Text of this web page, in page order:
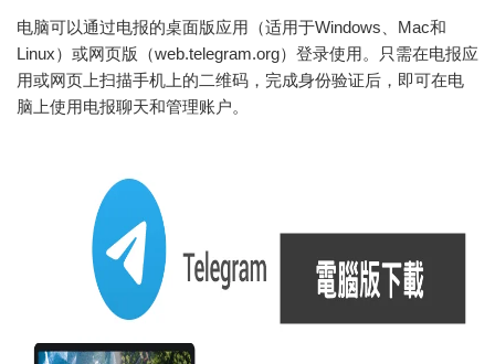
电脑可以通过电报的桌面版应用（适用于Windows、Mac和
Linux）或网页版（web.telegram.org）登录使用。只需在电报应
用或网页上扫描手机上的二维码，完成身份验证后，即可在电
脑上使用电报聊天和管理账户。